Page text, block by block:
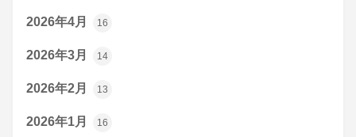
2026年4月 16
2026年3月 14
2026年2月 13
2026年1月 16